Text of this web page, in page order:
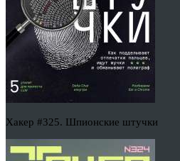
Хакер #325. Шпионские штучки